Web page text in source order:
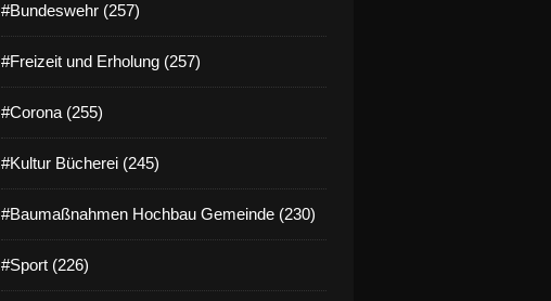
#Bundeswehr (257)
#Freizeit und Erholung (257)
#Corona (255)
#Kultur Bücherei (245)
#Baumaßnahmen Hochbau Gemeinde (230)
#Sport (226)